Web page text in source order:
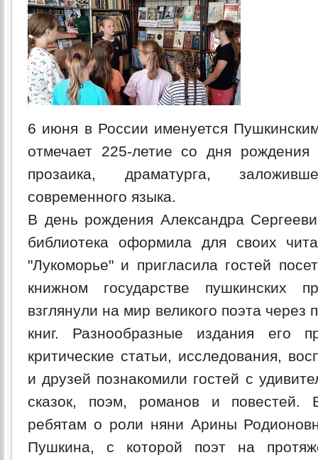
6 июня в России именуется
отмечает 225-летие со дня рождения
прозаика, драматурга,
современного языка.
В день рождения Александра
библиотека оформила для своих
"Лукоморье" и пригласила гостей
книжном государстве пушкинских
взглянули на мир великого поэта через
книг. Разнообразные издания его
критические статьи, исследования,
и друзей познакомили гостей с
сказок, поэм, романов и повестей.
ребятам о роли няни Арины
Пушкина, с которой поэт на